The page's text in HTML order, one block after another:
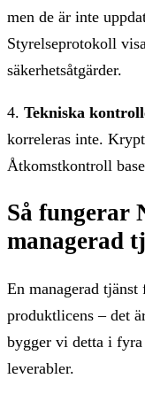
men de är inte
Styrelseprotokoll
säkerhetsåtgärder.
4. Tekniska
korreleras inte.
Åtkomstkontroll
Så fungerar
managerad
En managerad
produktlicens – det
bygger vi detta i fyra
leverabler.